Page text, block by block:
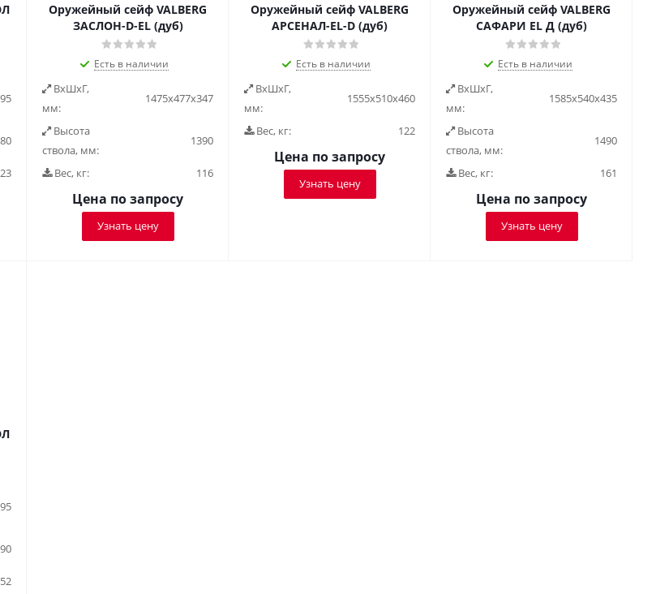
Оружейный сейф VALBERG
ЗАСЛОН-D-EL (дуб)
Есть в наличии
ВxШxГ,
мм:
1475х477х347
Высота
ствола, мм:
1390
Вес, кг: 116
Цена по запросу
Узнать цену
Оружейный сейф VALBERG
АРСЕНАЛ-EL-D (дуб)
Есть в наличии
ВxШxГ,
мм:
1555x510x460
Вес, кг: 122
Цена по запросу
Узнать цену
Оружейный сейф VALBERG
САФАРИ EL Д (дуб)
Есть в наличии
ВxШxГ,
мм:
1585x540x435
Высота
ствола, мм:
1490
Вес, кг: 161
Цена по запросу
Узнать цену